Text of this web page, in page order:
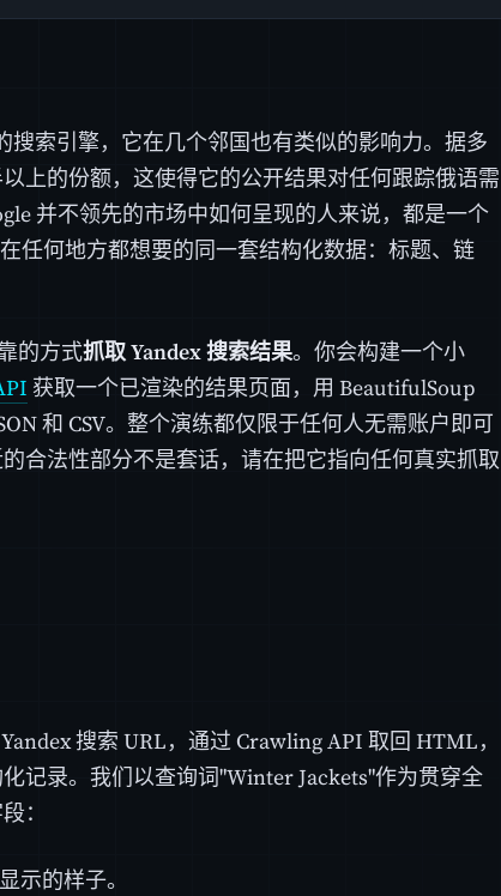
搜索引擎，它在几个邻国也有类似的影响力。据多
上的份额，这使得它的公开结果对任何跟踪俄语需
并不领先的市场中如何呈现的人来说，都是一个
任何地方都想要的同一套结构化数据：标题、链
的方式抓取 Yandex 搜索结果。你会构建一个小
获取一个已渲染的结果页面，用 BeautifulSoup
和 CSV。整个演练都仅限于任何人无需账户即可
合法性部分不是套话，请在把它指向任何真实抓取
搜索 URL，通过 Crawling API 取回 HTML，
记录。我们以查询词"Winter Jackets"作为贯穿全
：
示的样子。